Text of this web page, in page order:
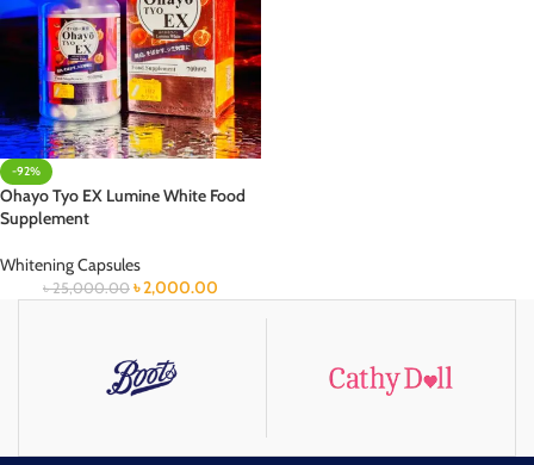
-92%
Ohayo Tyo EX Lumine White Food
Supplement
Whitening Capsules
৳25,000.00 ৳2,000.00